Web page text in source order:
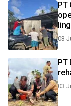
PT
03
PT
03